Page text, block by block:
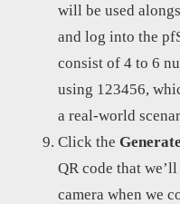
will be used
and log into the
consist of 4 to 6
using 123456,
a real-world
Click the
QR code that
camera when we